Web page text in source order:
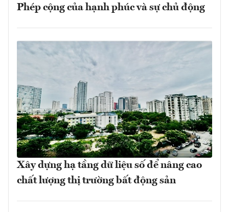
Phép cộng của hạnh phúc và sự chủ động
Xây dựng hạ tầng dữ liệu số để nâng cao
chất lượng thị trường bất động sản